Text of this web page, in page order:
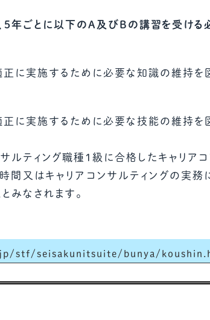
5年ごとに以下のA及びBの講習を受ける
正に実施するために必要な知識の維持を
正に実施するために必要な技能の維持を
ルティング職種１級に合格したキャリア
間又はキャリアコンサルティングの実
みなされます。
stf/seisakunitsuite/bunya/